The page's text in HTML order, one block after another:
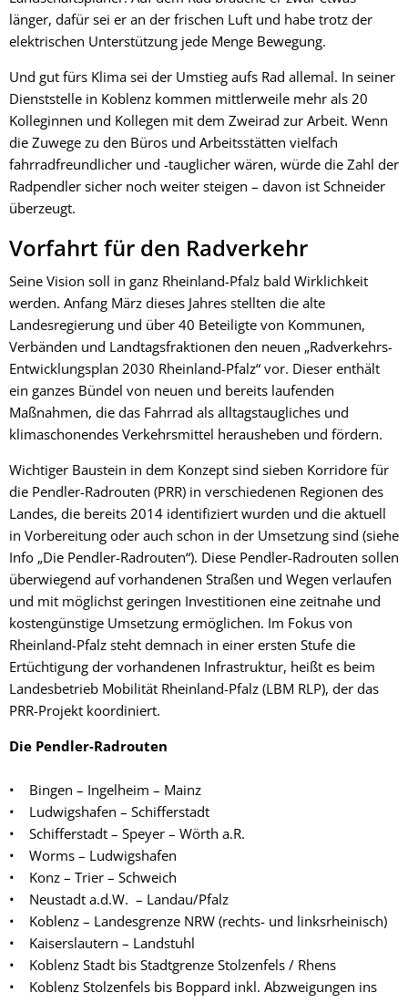
länger, dafür sei er an der frischen Luft und habe trotz der
elektrischen Unterstützung jede Menge Bewegung.
Und gut fürs Klima sei der Umstieg aufs Rad allemal. In seiner
Dienststelle in Koblenz kommen mittlerweile mehr als 20
Kolleginnen und Kollegen mit dem Zweirad zur Arbeit. Wenn
die Zuwege zu den Büros und Arbeitsstätten vielfach
fahrradfreundlicher und -tauglicher wären, würde die Zahl der
Radpendler sicher noch weiter steigen – davon ist Schneider
überzeugt.
Vorfahrt für den Radverkehr
Seine Vision soll in ganz Rheinland-Pfalz bald Wirklichkeit
werden. Anfang März dieses Jahres stellten die alte
Landesregierung und über 40 Beteiligte von Kommunen,
Verbänden und Landtagsfraktionen den neuen „Radverkehrs-
Entwicklungsplan 2030 Rheinland-Pfalz“ vor. Dieser enthält
ein ganzes Bündel von neuen und bereits laufenden
Maßnahmen, die das Fahrrad als alltagstaugliches und
klimaschonendes Verkehrsmittel herausheben und fördern.
Wichtiger Baustein in dem Konzept sind sieben Korridore für
die Pendler-Radrouten (PRR) in verschiedenen Regionen des
Landes, die bereits 2014 identifiziert wurden und die aktuell
in Vorbereitung oder auch schon in der Umsetzung sind (siehe
Info „Die Pendler-Radrouten“). Diese Pendler-Radrouten sollen
überwiegend auf vorhandenen Straßen und Wegen verlaufen
und mit möglichst geringen Investitionen eine zeitnahe und
kostengünstige Umsetzung ermöglichen. Im Fokus von
Rheinland-Pfalz steht demnach in einer ersten Stufe die
Ertüchtigung der vorhandenen Infrastruktur, heißt es beim
Landesbetrieb Mobilität Rheinland-Pfalz (LBM RLP), der das
PRR-Projekt koordiniert.
Die Pendler-Radrouten
• Bingen – Ingelheim – Mainz
• Ludwigshafen – Schifferstadt
• Schifferstadt – Speyer – Wörth a.R.
• Worms – Ludwigshafen
• Konz – Trier – Schweich
• Neustadt a.d.W. – Landau/Pfalz
• Koblenz – Landesgrenze NRW (rechts- und linksrheinisch)
• Kaiserslautern – Landstuhl
• Koblenz Stadt bis Stadtgrenze Stolzenfels / Rhens
• Koblenz Stolzenfels bis Boppard inkl. Abzweigungen ins